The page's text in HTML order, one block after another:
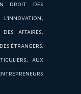
droit des
affaires,
étrangers.
aux